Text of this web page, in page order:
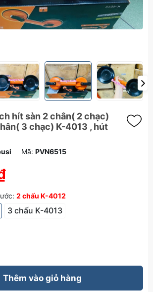
hít sàn 2 chân( 2 chạc)
3 chạc) K-4013 , hút
Mã: PVN6515
2 chấu K-4012
3 chấu K-4013
Thêm vào giỏ hàng